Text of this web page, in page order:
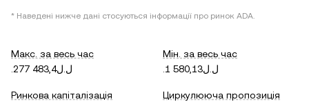
* Наведені нижче дані стосуються інформації про ринок ADA.
Макс. за весь час
.ل.ل277 483,4
Мін. за весь час
.ل.ل1 580,13
Ринкова капіталізація
Циркулююча пропозиція